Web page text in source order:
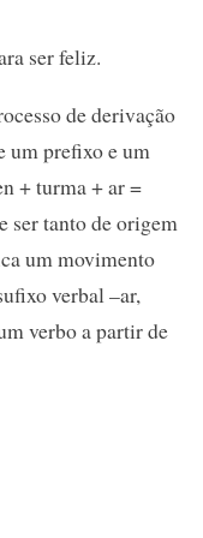
ser feliz.
de derivação
um prefixo e um
+ turma + ar =
ser tanto de origem
um movimento
verbal –ar,
verbo a partir de